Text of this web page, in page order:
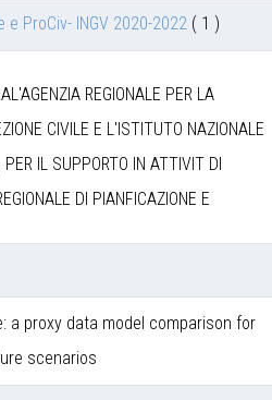
ProCiv- INGV 2020-2022 ( 1 )
REGIONALE PER LA
CIVILE E L'ISTITUTO NAZIONALE
IL SUPPORTO IN ATTIVIT DI
DI PIANFICAZIONE E
a proxy data model comparison for
scenarios